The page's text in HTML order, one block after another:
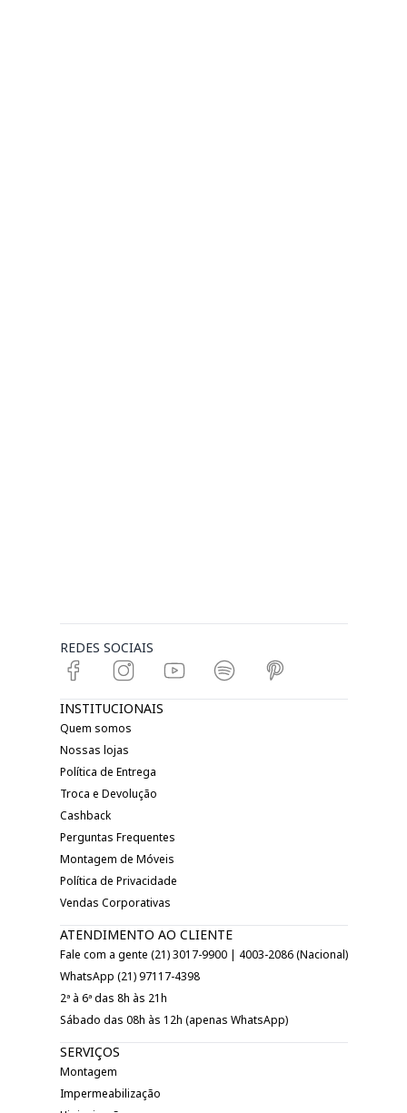
REDES SOCIAIS
INSTITUCIONAIS
Quem somos
Nossas lojas
Política de Entrega
Troca e Devolução
Cashback
Perguntas Frequentes
Montagem de Móveis
Política de Privacidade
Vendas Corporativas
ATENDIMENTO AO CLIENTE
Fale com a gente (21) 3017-9900 | 4003-2086 (Nacional)
WhatsApp (21) 97117-4398
2ª à 6ª das 8h às 21h
Sábado das 08h às 12h (apenas WhatsApp)
SERVIÇOS
Montagem
Impermeabilização